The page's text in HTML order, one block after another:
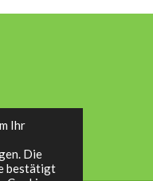
Ihr
Die
bestätigt